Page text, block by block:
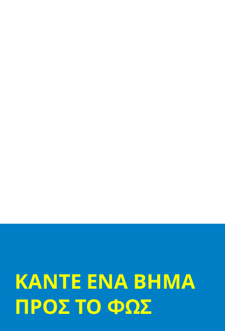
ΚΑΝΤΕ ΕΝΑ ΒΗΜΑ
ΠΡΟΣ ΤΟ ΦΩΣ